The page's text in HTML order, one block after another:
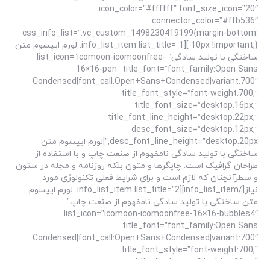
icon_color=”#ffffff” font_size_icon=”20″
connector_color=”#ffb536″
css_info_list=”.vc_custom_1498230419199{margin-bottom:
10px !important;}”][info_list_item list_title=”1. لورم ایپسوم متن
ساختگی با تولید سادگی” list_icon=”icomoon-icomoonfree-
16×16-pen” title_font=”font_family:Open Sans
Condensed|font_call:Open+Sans+Condensed|variant:700″
title_font_style=”font-weight:700;”
title_font_size=”desktop:16px;”
title_font_line_height=”desktop:22px;”
desc_font_size=”desktop:12px;”
desc_font_line_height=”desktop:20px;”]لورم ایپسوم متن
ساختگی با تولید سادگی نامفهوم از صنعت چاپ و با استفاده از
طراحان گرافیک است. چاپگرها و متون بلکه روزنامه و مجله در ستون
و سطرآنچنان که لازم است و برای شرایط فعلی تکنولوژی مورد
نیاز[/info_list_item][info_list_item list_title=”2. لورم ایپسوم
متن ساختگی با تولید سادگی نامفهوم از صنعت چاپ”
list_icon=”icomoon-icomoonfree-16×16-bubbles4″
title_font=”font_family:Open Sans
Condensed|font_call:Open+Sans+Condensed|variant:700″
title_font_style=”font-weight:700;”